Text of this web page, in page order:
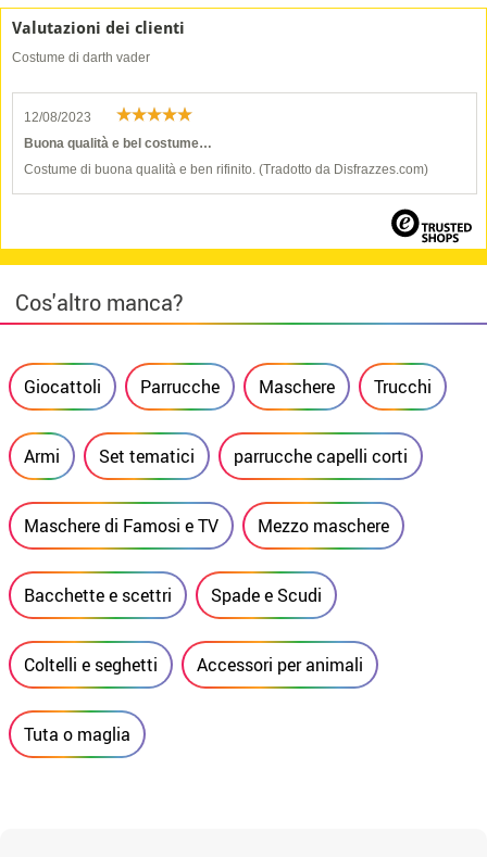
Valutazioni dei clienti
Costume di darth vader
12/08/2023
Buona qualità e bel costume…
Costume di buona qualità e ben rifinito. (Tradotto da Disfrazzes.com)
Cos'altro manca?
Giocattoli Parrucche Maschere Trucchi
Armi Set tematici parrucche capelli corti
Maschere di Famosi e TV Mezzo maschere
Bacchette e scettri Spade e Scudi
Coltelli e seghetti Accessori per animali
Tuta o maglia